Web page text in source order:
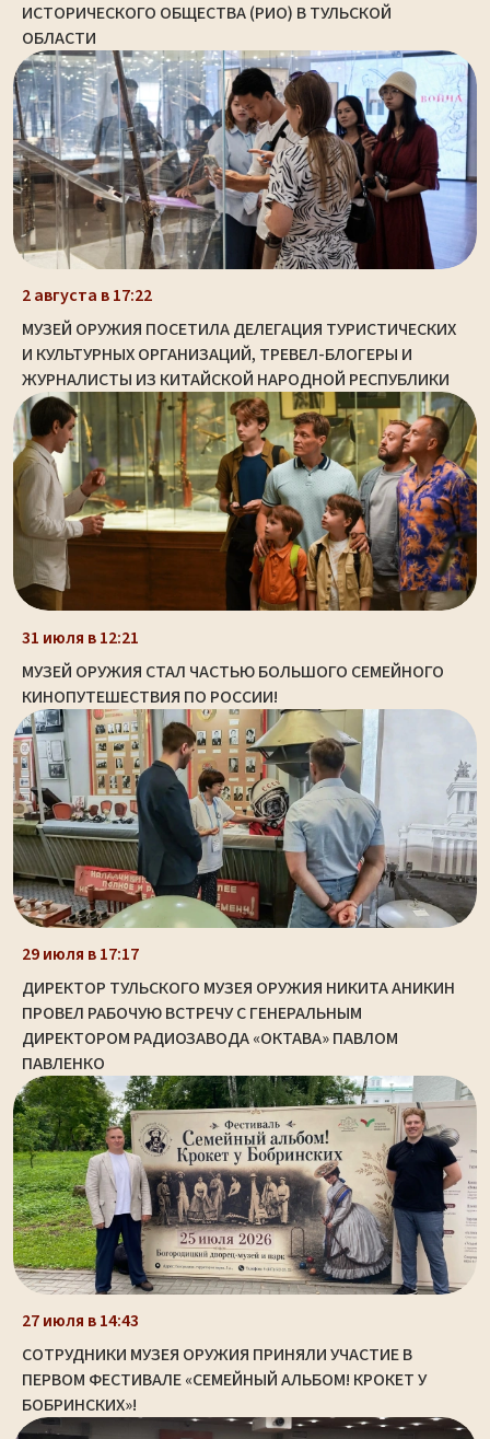
ИСТОРИЧЕСКОГО ОБЩЕСТВА (РИО) В ТУЛЬСКОЙ
ОБЛАСТИ
2 августа в 17:22
МУЗЕЙ ОРУЖИЯ ПОСЕТИЛА ДЕЛЕГАЦИЯ ТУРИСТИЧЕСКИХ
И КУЛЬТУРНЫХ ОРГАНИЗАЦИЙ, ТРЕВЕЛ-БЛОГЕРЫ И
ЖУРНАЛИСТЫ ИЗ КИТАЙСКОЙ НАРОДНОЙ РЕСПУБЛИКИ
31 июля в 12:21
МУЗЕЙ ОРУЖИЯ СТАЛ ЧАСТЬЮ БОЛЬШОГО СЕМЕЙНОГО
КИНОПУТЕШЕСТВИЯ ПО РОССИИ!
29 июля в 17:17
ДИРЕКТОР ТУЛЬСКОГО МУЗЕЯ ОРУЖИЯ НИКИТА АНИКИН
ПРОВЕЛ РАБОЧУЮ ВСТРЕЧУ С ГЕНЕРАЛЬНЫМ
ДИРЕКТОРОМ РАДИОЗАВОДА «ОКТАВА» ПАВЛОМ
ПАВЛЕНКО
27 июля в 14:43
СОТРУДНИКИ МУЗЕЯ ОРУЖИЯ ПРИНЯЛИ УЧАСТИЕ В
ПЕРВОМ ФЕСТИВАЛЕ «СЕМЕЙНЫЙ АЛЬБОМ! КРОКЕТ У
БОБРИНСКИХ»!